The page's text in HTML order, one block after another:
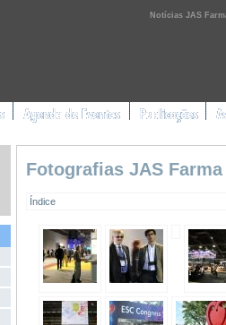
Notícias JAS
Fotografias JAS
Índice